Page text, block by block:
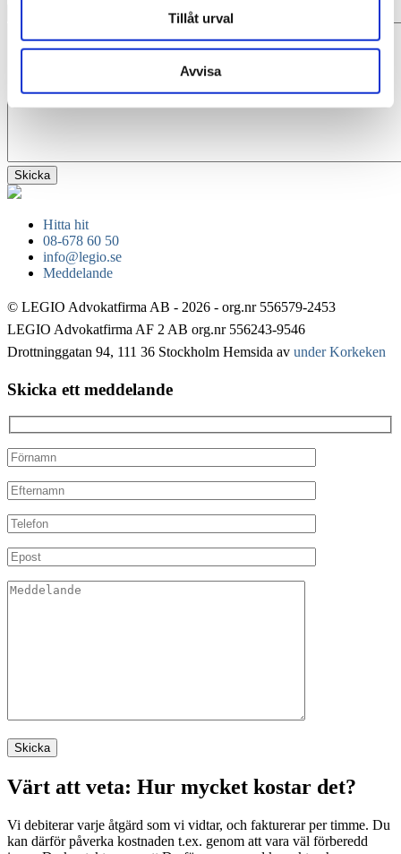
Tillåt urval
Avvisa
Hitta hit
08-678 60 50
info@legio.se
Meddelande
© LEGIO Advokatfirma AB - 2026 - org.nr 556579-2453
LEGIO Advokatfirma AF 2 AB org.nr 556243-9546
Drottninggatan 94, 111 36 Stockholm Hemsida av under Korkeken
Skicka ett meddelande
Värt att veta: Hur mycket kostar det?
Vi debiterar varje åtgärd som vi vidtar, och fakturerar per timme. Du
kan därför påverka kostnaden t.ex. genom att vara väl förberedd